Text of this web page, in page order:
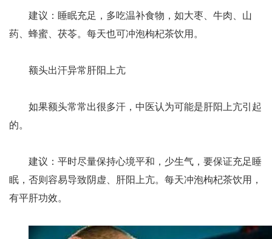
建议：睡眠充足，多吃温补食物，如大枣、牛肉、山
药、蜂蜜、茯苓。每天也可冲泡枸杞茶饮用。
额头出汗异常肝阳上亢
如果额头常常出很多汗，中医认为可能是肝阳上亢引起
的。
建议：平时尽量保持心境平和，少生气，要保证充足睡
眠，否则容易导致阴虚、肝阳上亢。每天冲泡枸杞茶饮用，
有平肝功效。